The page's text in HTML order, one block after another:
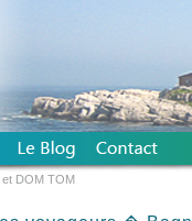
et DOM TOM